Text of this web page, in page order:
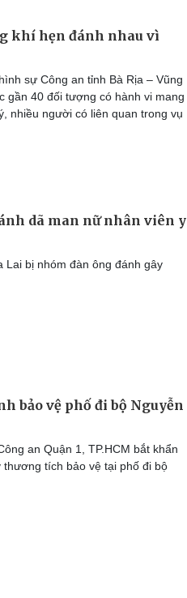
khí hẹn đánh nhau vì
sự Công an tỉnh Bà Rịa – Vũng
gần 40 đối tượng có hành vi mang
nhiều người có liên quan trong vụ
dã man nữ nhân viên y
Lai bị nhóm đàn ông đánh gây
bảo vệ phố đi bộ Nguyễn
an Quận 1, TP.HCM bắt khẩn
tích bảo vệ tại phố đi bộ